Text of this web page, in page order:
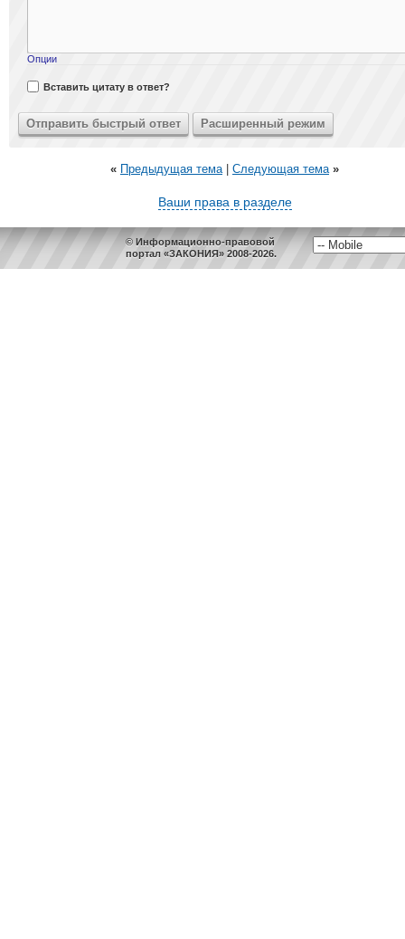
Опции
Вставить цитату в ответ?
« Предыдущая тема| Следующая тема »
Ваши права в разделе
© Информационно-правовой
портал «ЗАКОНИЯ» 2008-2026.